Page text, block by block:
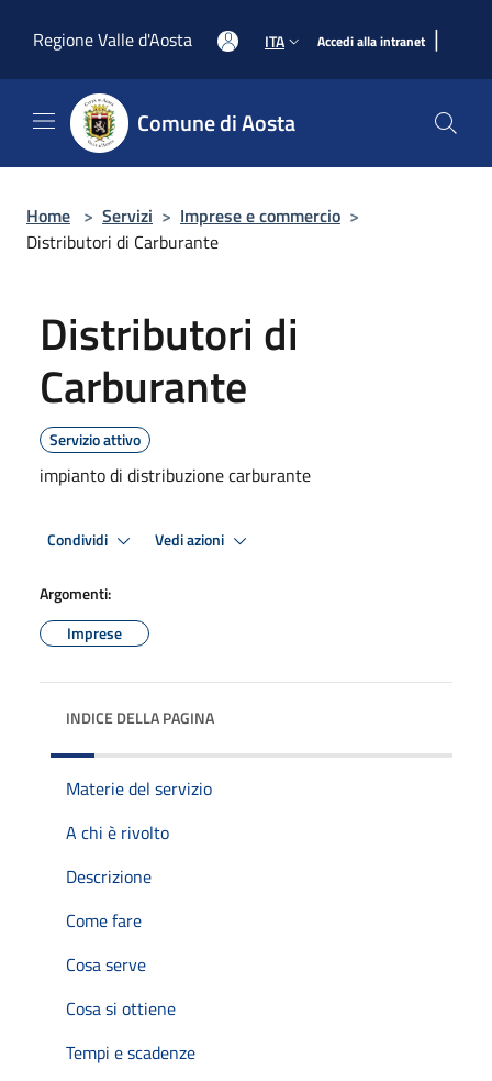
Regione Valle d'Aosta
ITA Accedi alla intranet |
Comune di Aosta
Home > Servizi > Imprese e commercio >
Distributori di Carburante
Distributori di
Carburante
Servizio attivo
impianto di distribuzione carburante
Condividi Vedi azioni
Argomenti:
Imprese
INDICE DELLA PAGINA
Materie del servizio
A chi è rivolto
Descrizione
Come fare
Cosa serve
Cosa si ottiene
Tempi e scadenze